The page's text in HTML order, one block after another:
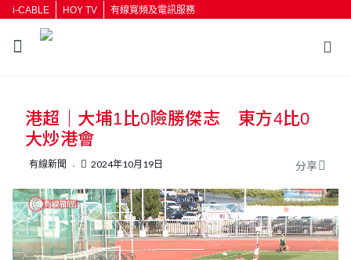
i-CABLE HOY TV 有線寬頻及電訊服務
按輸入鍵開始搜尋
港超｜大埔1比0險勝傑志 東方4比0
大炒港會
有線新聞 2024年10月19日 分享